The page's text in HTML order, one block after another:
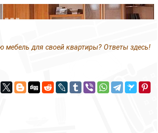
мебель для своей квартиры? Ответы здесь!